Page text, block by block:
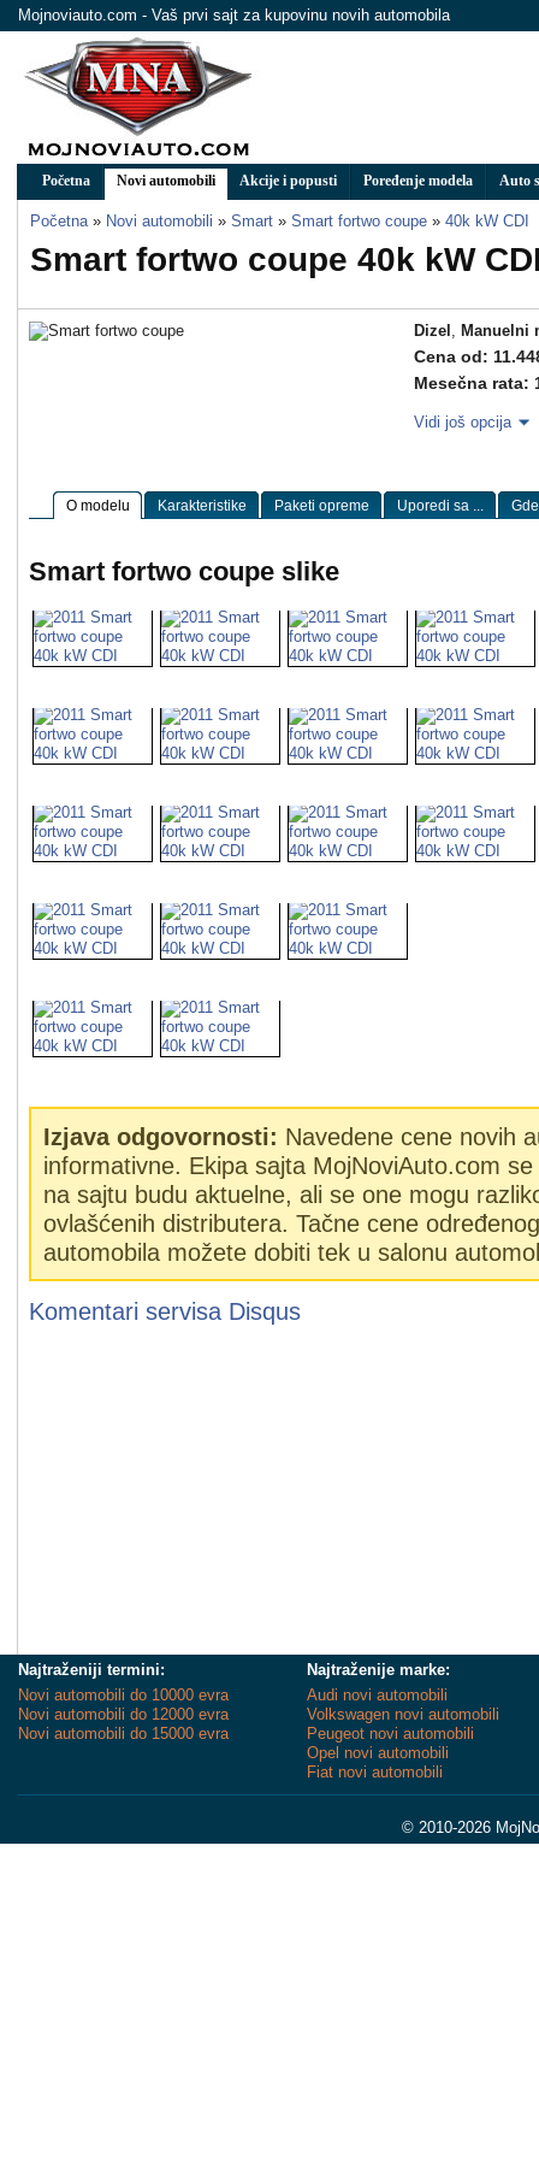
Mojnoviauto.com - Vaš prvi sajt za kupovinu novih automobila
Početna Novi automobili Akcije i popusti Poređenje modela Auto
Početna » Novi automobili » Smart » Smart fortwo coupe » 40k kW CDI
Smart fortwo coupe 40k kW
Dizel , Manuelni
Cena od:
Mesečna rata:
Vidi još opcija
O modelu Karakteristike Paketi opreme Uporedi sa ...
Smart fortwo coupe slike
Izjava odgovornosti: Navedene cene novih
informativne. Ekipa sajta MojNoviAuto.com
na sajtu budu aktuelne, ali se one mogu
ovlašćenih distributera. Tačne cene
automobila možete dobiti tek u salonu
Komentari servisa Disqus
Najtraženiji termini:
Novi automobili do 10000 evra
Novi automobili do 12000 evra
Novi automobili do 15000 evra
Najtraženije marke:
Audi novi automobili
Volkswagen novi automobili
Peugeot novi automobili
Opel novi automobili
Fiat novi automobili
© 2010-2026